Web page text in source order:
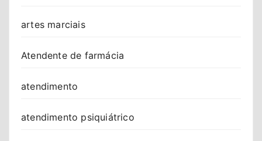
artes marciais
Atendente de farmácia
atendimento
atendimento psiquiátrico